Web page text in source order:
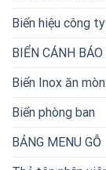
Biển hiệu công
BIỂN CÁNH BÁO
Biển Inox ăn
Biển phòng ban
BẢNG MENU GỖ